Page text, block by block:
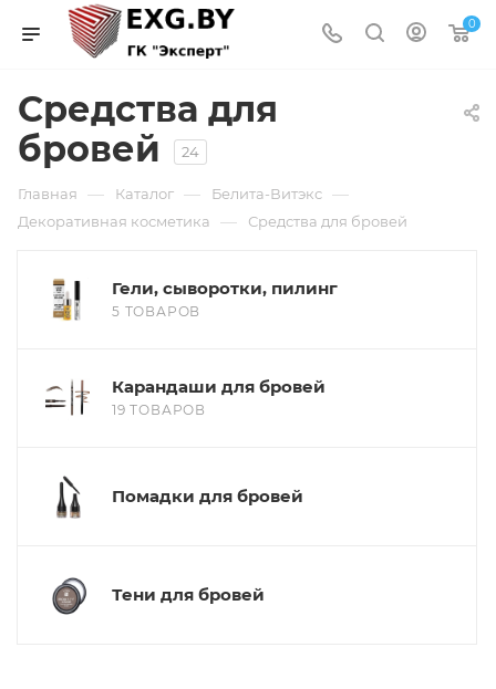
0
Средства для
бровей
24
Главная — Каталог — Белита-Витэкс —
Декоративная косметика — Средства для бровей
Гели, сыворотки, пилинг
5 ТОВАРОВ
Карандаши для бровей
19 ТОВАРОВ
Помадки для бровей
Тени для бровей